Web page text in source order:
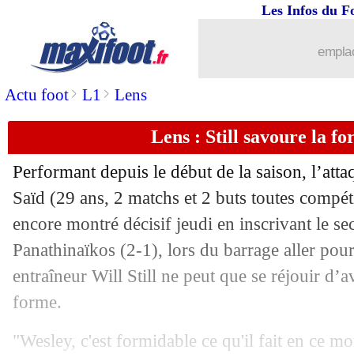
Actu foot> L1 > Lens
Les Infos du
Lens : Still savoure la
Performant depuis le début de la saison,
Saïd (29 ans, 2 matchs et 2 buts toutes
encore montré décisif jeudi en inscrivant le
Panathinaïkos (2-1), lors du barrage aller
entraîneur Will Still ne peut que se réjouir
forme.
"Wesley, c'est formidable ce qu'il fait en ce
Lyon: une offensive pour Sadiki !
23/08 Real: Bellingham absent pour un
23/08 EdF (f): Bonadei a été choisi
23/08 EdF (Espoirs): c'est fait pour Baticle
23/08 Real : Rodrygo, Ancelotti calme la
23/08 Barça: les adieux de Gündogan
Inter : Satriano prêté à Lens (officiel)